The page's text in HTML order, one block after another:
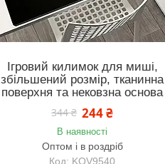
Ігровий килимок для миші,
збільшений розмір, тканинна
поверхня та нековзна основа
344 ₴ 244 ₴
В наявності
Оптом і в роздріб
KOV9540